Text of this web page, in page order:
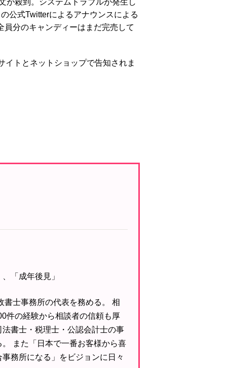
殺到。システムトラブルが発生し
公式Twitterによるアナウンスによる
分のキャンディーはまだ完売して
トとネットショップで告知されま
「成年後見」
書士事務所の代表を務める。 相
件の経験から相談者の信頼も厚
書士・税理士・公認会計士の事
また「日本で一番お客様から喜
務所になる」をビジョンに日々